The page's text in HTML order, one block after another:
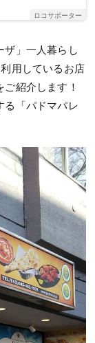
ロコサポーター
ザ」一人暮らし
用しているお店
紹介します！
る「パドマパレ